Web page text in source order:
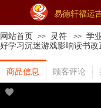
易德轩福运
网站首页 >> 灵符 >> 学
好学习沉迷游戏影响读书
商品信息 顾客评论